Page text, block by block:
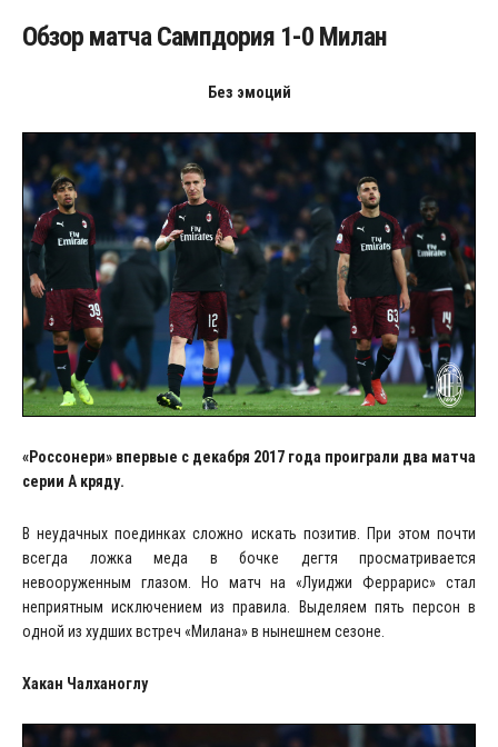
Обзор матча Сампдория 1-0 Милан
Без эмоций
«Россонери» впервые с декабря 2017 года проиграли два матча
серии А кряду.
В неудачных поединках сложно искать позитив. При этом почти
всегда ложка меда в бочке дегтя просматривается
невооруженным глазом. Но матч на «Луиджи Феррарис» стал
неприятным исключением из правила. Выделяем пять персон в
одной из худших встреч «Милана» в нынешнем сезоне.
Хакан Чалханоглу